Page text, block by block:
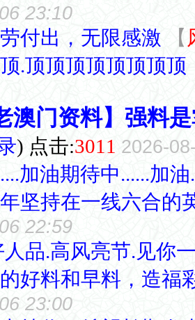
23:10
付出，无限感激 【
.顶顶顶顶顶顶顶顶
澳门资料】强料
) 点击:3011 2026-
加油期待中......加油
坚持在一线六合的
22:59
品.高风亮节.见你
好料和早料，造福
23:00